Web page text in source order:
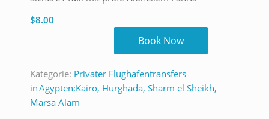
$8.00
Book Now
Kategorie: Privater Flughafentransfers
in Ägypten:Kairo, Hurghada, Sharm el Sheikh,
Marsa Alam